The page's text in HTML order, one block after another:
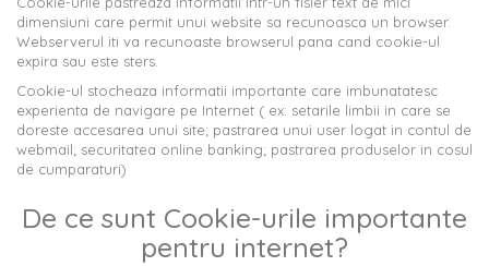
dimensiuni care permit unui website sa recunoasca un browser.
Webserverul iti va recunoaste browserul pana cand cookie-ul
expira sau este sters.
Cookie-ul stocheaza informatii importante care imbunatatesc
experienta de navigare pe Internet ( ex: setarile limbii in care se
doreste accesarea unui site; pastrarea unui user logat in contul de
webmail; securitatea online banking; pastrarea produselor in cosul
de cumparaturi)
De ce sunt Cookie-urile importante
pentru internet?